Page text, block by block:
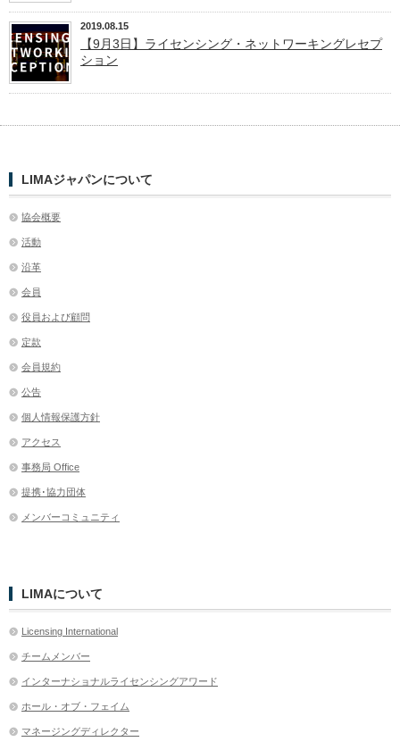
2019.08.15
【9月3日】ライセンシング・ネットワーキングレセプ
ション
LIMAジャパンについて
協会概要
活動
沿革
会員
役員および顧問
定款
会員規約
公告
個人情報保護方針
アクセス
事務局 Office
提携･協力団体
メンバーコミュニティ
LIMAについて
Licensing International
チームメンバー
インターナショナルライセンシングアワード
ホール・オブ・フェイム
マネージングディレクター